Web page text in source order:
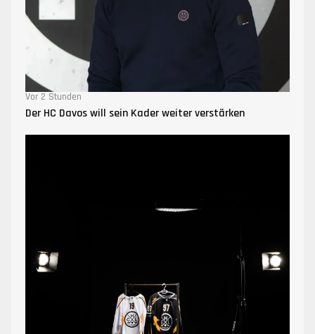
Vor 2 Stunden
Der HC Davos will sein Kader weiter verstärken